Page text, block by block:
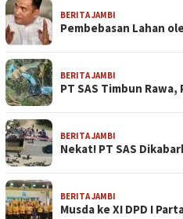
BERITA JAMBI
Pembebasan Lahan
BERITA JAMBI
PT SAS Timbun
BERITA JAMBI
Nekat! PT SAS
BERITA JAMBI
Musda ke XI DPD I